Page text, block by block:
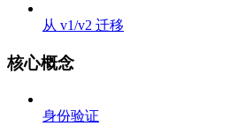
从 v1/v2 迁移
核心概念
身份验证